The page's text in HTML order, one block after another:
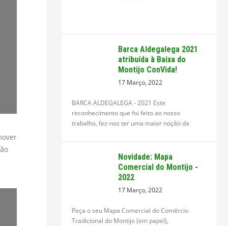
Barca Aldegalega 2021
atribuída à Baixa do
Montijo ConVida!
17 Março, 2022
BARCA ALDEGALEGA - 2021 Este
reconhecimento que foi feito ao nosso
trabalho, fez-nos ter uma maior noção da
Novidade: Mapa
Comercial do Montijo -
2022
17 Março, 2022
Peça o seu Mapa Comercial do Comércio
Tradicional do Montijo (em papel),